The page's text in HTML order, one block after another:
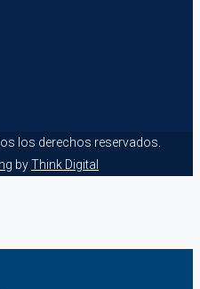
los derechos reservados.
byThink Digital